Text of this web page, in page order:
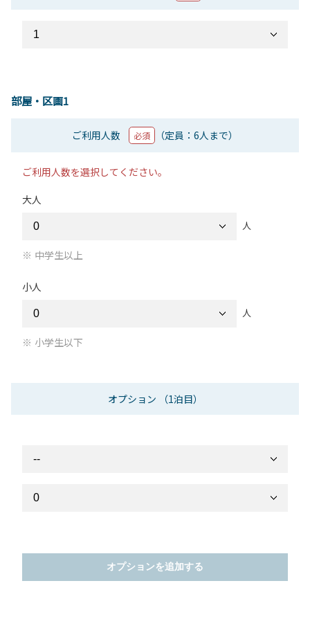
部屋・区画1
ご利用人数 必須 （定員：6人まで）
ご利用人数を選択してください。
大人
人
中学生以上
小人
人
小学生以下
オプション （1泊目）
オプションを追加する